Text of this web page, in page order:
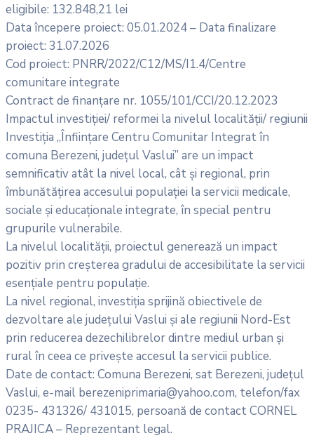
eligibile: 132.848,21 lei
Data începere proiect: 05.01.2024 – Data finalizare
proiect: 31.07.2026
Cod proiect: PNRR/2022/C12/MS/I1.4/Centre
comunitare integrate
Contract de finanțare nr. 1055/101/CCI/20.12.2023
Impactul investiției/ reformei la nivelul localității/ regiunii
Investiția „Înființare Centru Comunitar Integrat în
comuna Berezeni, județul Vaslui” are un impact
semnificativ atât la nivel local, cât și regional, prin
îmbunătățirea accesului populației la servicii medicale,
sociale și educaționale integrate, în special pentru
grupurile vulnerabile.
La nivelul localității, proiectul generează un impact
pozitiv prin creșterea gradului de accesibilitate la servicii
esențiale pentru populație.
La nivel regional, investiția sprijină obiectivele de
dezvoltare ale județului Vaslui și ale regiunii Nord-Est
prin reducerea dezechilibrelor dintre mediul urban și
rural în ceea ce privește accesul la servicii publice.
Date de contact: Comuna Berezeni, sat Berezeni, județul
Vaslui, e-mail berezeniprimaria@yahoo.com, telefon/fax
0235- 431326/ 431015, persoană de contact CORNEL
PRAJICA – Reprezentant legal.